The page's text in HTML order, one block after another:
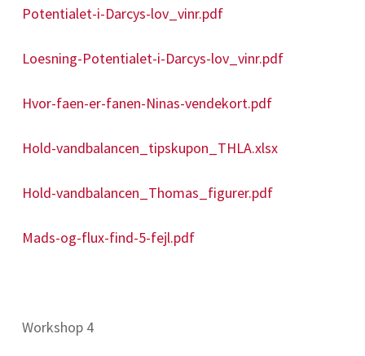
Potentialet-i-Darcys-lov_vinr.pdf
Loesning-Potentialet-i-Darcys-lov_vinr.pdf
Hvor-faen-er-fanen-Ninas-vendekort.pdf
Hold-vandbalancen_tipskupon_THLA.xlsx
Hold-vandbalancen_Thomas_figurer.pdf
Mads-og-flux-find-5-fejl.pdf
Workshop 4